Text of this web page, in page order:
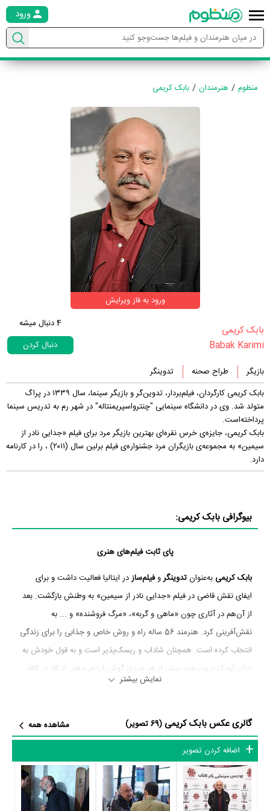
ورود
منظوم هنرمندان بابک کریمی
ورود به فاز ویرایش
‏بابک کریمی‏
Babak Karimi
4دنبال میشه
دنبال کردن
بازیگر
طراح صحنه
تدوینگر
بابک کریمی کارگردان، فیلم‌بردار، تدوین‌گر و بازیگر سینما، سال ۱۳۳۹ در پراگ
متولد شد. وی در دانشگاه سینمایی "چنترواسپریمنتاله" در شهر رم به تدریس سینما
پرداخته‌است.
بابک کریمی، جایزه‌ی خرس نقره‌ای بهترین بازیگر مرد برای فیلم «جدایی نادر از
سیمین» به مجموعه‌ی بازیگران مرد جشنواره‌ی فیلم برلین سال (۲۰۱۱) ، را در کارنامه
دارد.
بیوگرافی بابک کریمی:
پای ثابت فیلم‌های هنری
بابک کریمی به‌عنوانتدوینگروفیلم‌سازدر ایتالیا فعالیت داشت و برای
ایفای نقش قاضی در فیلم «جدایی نادر از سیمین» به وطنش بازگشت. بعد
از آن‌هم در آثاری چون «ماهی و گربه»، «مرگ فروشنده» و ... به
نقش‌آفرینی کرد. هنرمند 56 ساله راه و روش خاص و جذابی را برای زندگی
انتخاب کرده است. همچنان شاداب و ریسک‌پذیر است و به قول خودش به
ندای کودک درون خود بیش از هر چیزی گوش فرا می‌دهد. از کار در کافه
مسعودیه به‌عنوان پیشخدمت تا سفر کردن با موتور بزرگ آبی، بس است
از رم تا تهران
بابک کریمی بیستم آبان 1339 در
پراگ(پایتخت جمهوری چک) متولد
شد. پدرشنصرت کریمی
از سینماگران مشهور است و تا اواخر دهه 80 نیز
نمایش بیشتر
گالری عکس بابک کریمی (69 تصویر)
مشاهده همه
اضافه کردن تصویر